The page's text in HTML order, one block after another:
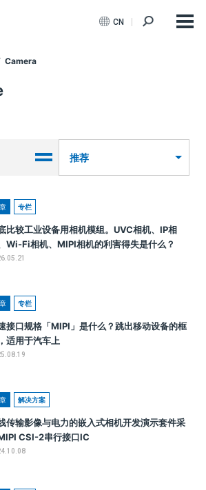
CN
Camera
推荐
专栏
比较工业设备用相机模组。UVC相机、IP相
Wi-Fi相机、MIPI相机的利害得失是什么？
专栏
接口规格「MIPI」是什么？跳出移动设备的框
适用于汽车上
解决方案
传输影像与电力的嵌入式相机开发演示套件采
CSI-2串行接口IC